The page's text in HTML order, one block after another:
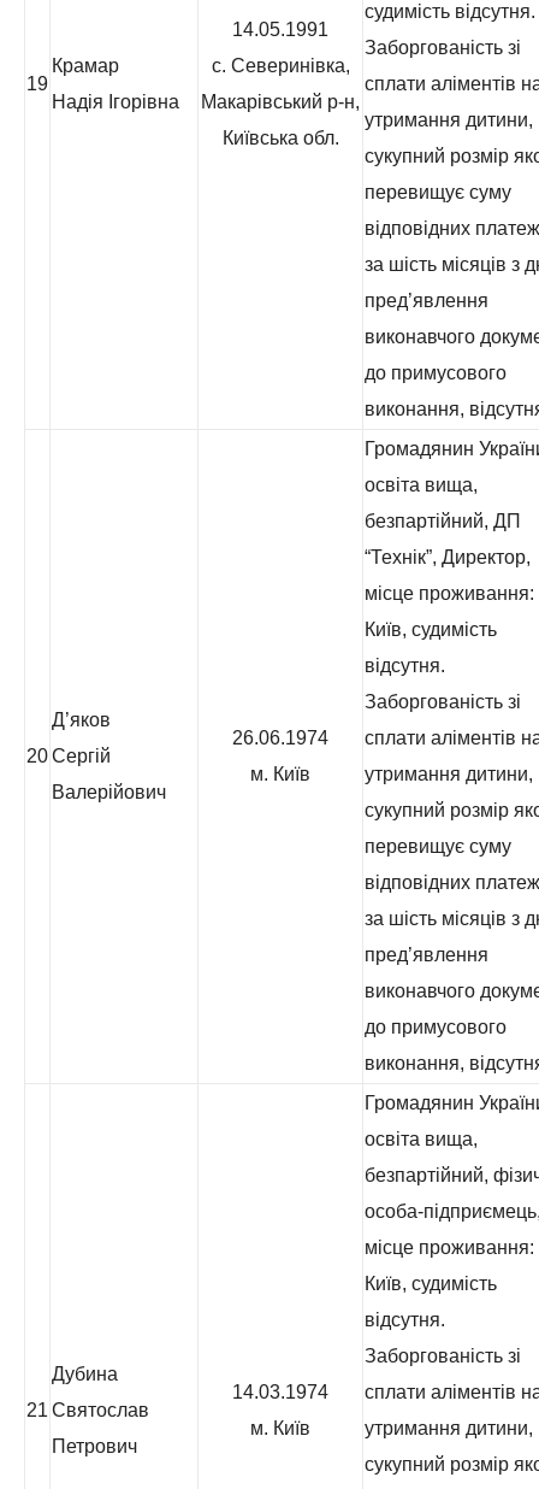
19
Крамар
Надія Ігорівна
14.05.1991
с. Северинівка,
Макарівський р-н,
Київська обл.
судимість відсутня.
Заборгованість зі
сплати аліментів
утримання дитини,
сукупний розмір
перевищує суму
відповідних
за шість місяців з
пред’явлення
виконавчого
до примусового
виконання,
20
Д’яков
Сергій
Валерійович
26.06.1974
м. Київ
Громадянин
освіта вища,
безпартійний, ДП
“Технік”, Директор,
місце
Київ, судимість
відсутня.
Заборгованість зі
сплати аліментів
утримання дитини,
сукупний розмір
перевищує суму
відповідних
за шість місяців з
пред’явлення
виконавчого
до примусового
виконання,
21
Дубина
Святослав
Петрович
14.03.1974
м. Київ
Громадянин
освіта вища,
безпартійний,
особа-
місце
Київ, судимість
відсутня.
Заборгованість зі
сплати аліментів
утримання дитини,
сукупний розмір